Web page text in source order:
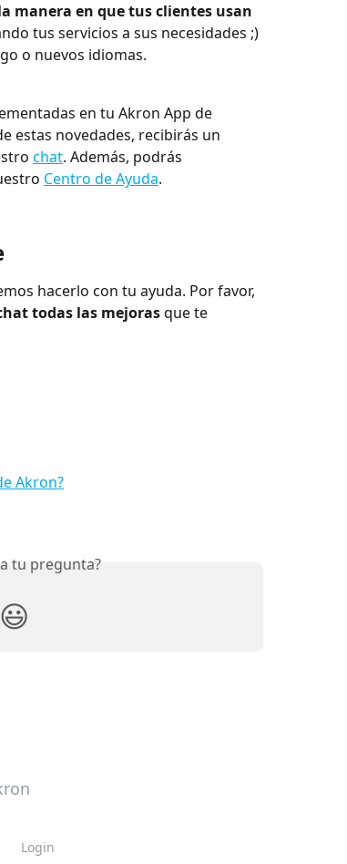
manera en que tus clientes usan
tus servicios a sus necesidades ;)
o nuevos idiomas.
en tu Akron App de
estas novedades, recibirás un
chat. Además, podrás
Centro de Ayuda.
hacerlo con tu ayuda. Por favor,
todas las mejoras que te
Akron?
tu pregunta?
😃
Login